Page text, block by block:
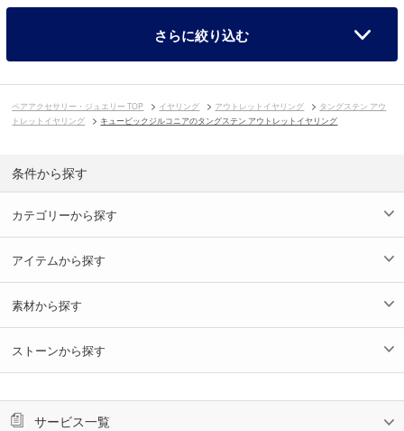
さらに絞り込む
ペアアクセサリー・ジュエリー TOP イヤリング アウトレットイヤリング
タングステン アウ
トレットイヤリング
キュービックジルコニアのタングステン アウトレットイヤリング
条件から探す
カテゴリーから探す
アイテムから探す
素材から探す
ストーンから探す
サービス一覧